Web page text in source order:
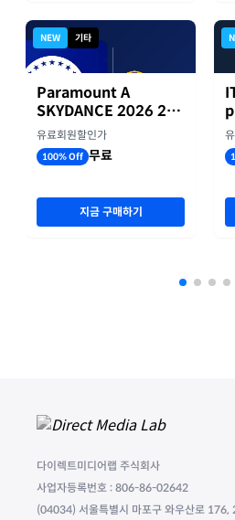
NEW 기타
Paramount A
SKYDANCE 2026 2분
기 실적
유료회원할인가
100% Off 무료
지금 구매하기
다이렉트미디어랩 주식회사
사업자등록번호 : 806-86-02642
(04034) 서울특별시 마포구 와우산로 176,